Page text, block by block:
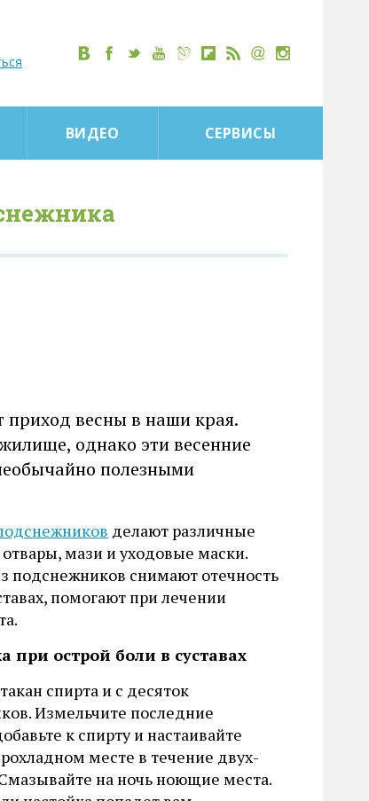
ВИДЕО СЕРВИСЫ
приход весны в наши края.
однако эти весенние
полезными
делают различные
мази и уходовые маски.
подснежников снимают отечность
помогают при лечении
при острой боли в суставах
спирта и с десяток
Измельчите последние
к спирту и настаивайте
месте в течение двух-
на ночь ноющие места.